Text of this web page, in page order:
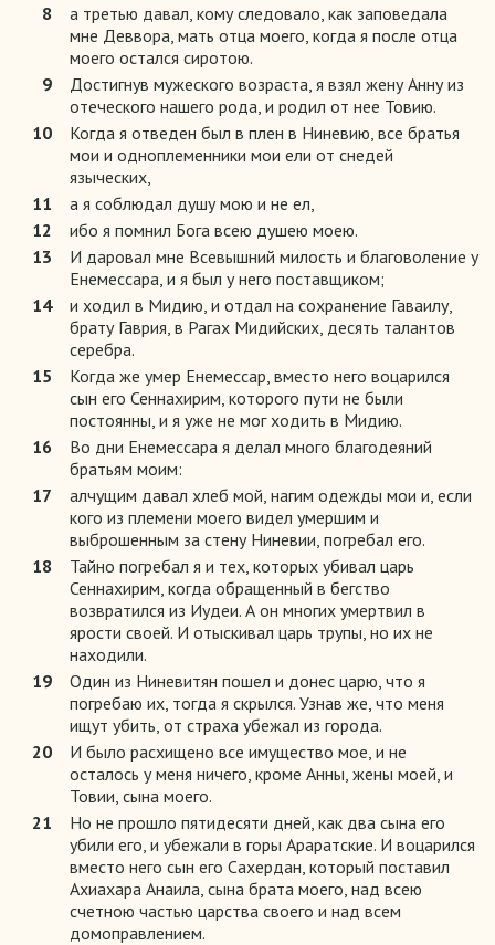
8
а третью давал, кому следовало, как заповедала
мне Деввора, мать отца моего, когда я после отца
моего остался сиротою.
9
Достигнув мужеского возраста, я взял жену Анну из
отеческого нашего рода, и родил от нее Товию.
10
Когда я отведен был в плен в Ниневию, все братья
мои и одноплеменники мои ели от снедей
языческих,
11
а я соблюдал душу мою и не ел,
12
ибо я помнил Бога всею душею моею.
13
И даровал мне Всевышний милость и благоволение у
Енемессара, и я был у него поставщиком;
14
и ходил в Мидию, и отдал на сохранение Гаваилу,
брату Гаврия, в Рагах Мидийских, десять талантов
серебра.
15
Когда же умер Енемессар, вместо него воцарился
сын его Сеннахирим, которого пути не были
постоянны, и я уже не мог ходить в Мидию.
16
Во дни Енемессара я делал много благодеяний
братьям моим:
17
алчущим давал хлеб мой, нагим одежды мои и, если
кого из племени моего видел умершим и
выброшенным за стену Ниневии, погребал его.
18
Тайно погребал я и тех, которых убивал царь
Сеннахирим, когда обращенный в бегство
возвратился из Иудеи. А он многих умертвил в
ярости своей. И отыскивал царь трупы, но их не
находили.
19
Один из Ниневитян пошел и донес царю, что я
погребаю их, тогда я скрылся. Узнав же, что меня
ищут убить, от страха убежал из города.
20
И было расхищено все имущество мое, и не
осталось у меня ничего, кроме Анны, жены моей, и
Товии, сына моего.
21
Но не прошло пятидесяти дней, как два сына его
убили его, и убежали в горы Араратские. И воцарился
вместо него сын его Сахердан, который поставил
Ахиахара Анаила, сына брата моего, над всею
счетною частью царства своего и над всем
домоправлением.